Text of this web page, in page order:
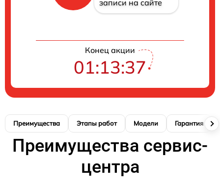
записи на сайте
Конец акции
01:13:36
Преимущества Этапы работ Модели Гарантия
Преимущества сервис-
центра